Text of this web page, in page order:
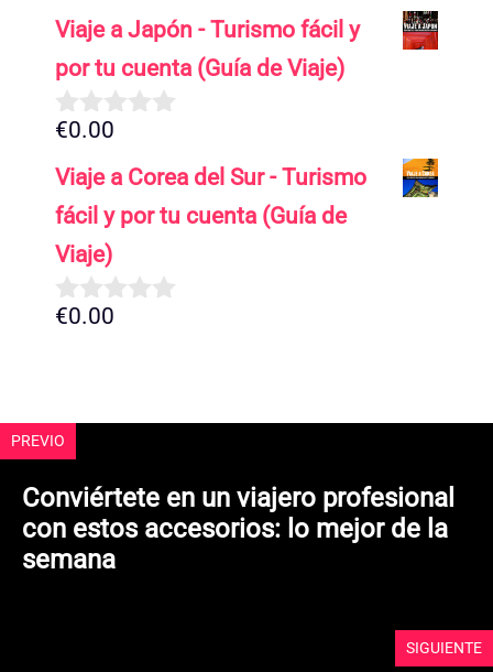
e
Viaje a Japón - Turismo fácil y
por tu cuenta (Guía de Viaje)
0
e
5
€0.00
Viaje a Corea del Sur - Turismo
fácil y por tu cuenta (Guía de
Viaje)
0
€0.00
PREVIO
Conviértete en un viajero profesional
con estos accesorios: lo mejor de la
semana
SIGUIENTE